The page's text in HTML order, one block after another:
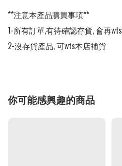
**注意本產品購買事項**
1-所有訂單,有待確認存貨, 會再
2-沒存貨產品, 可wts本店補貨
你可能感興趣的商品